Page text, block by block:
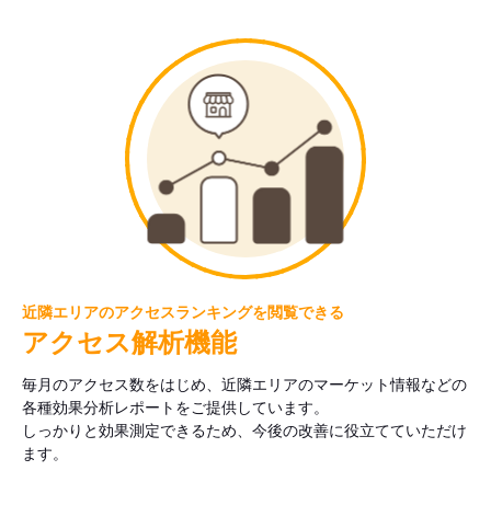
近隣エリアのアクセスランキングを閲覧できる
アクセス解析機能
毎月のアクセス数をはじめ、近隣エリアのマーケット情報などの
各種効果分析レポートをご提供しています。
しっかりと効果測定できるため、今後の改善に役立てていただけ
ます。